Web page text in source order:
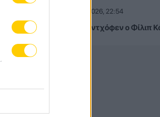
05.08.2026, 22:54
«Στην Αϊντχόφεν ο Φίλιπ